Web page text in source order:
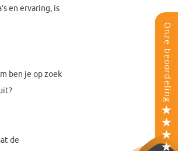
en ervaring, is
ben je op zoek
de